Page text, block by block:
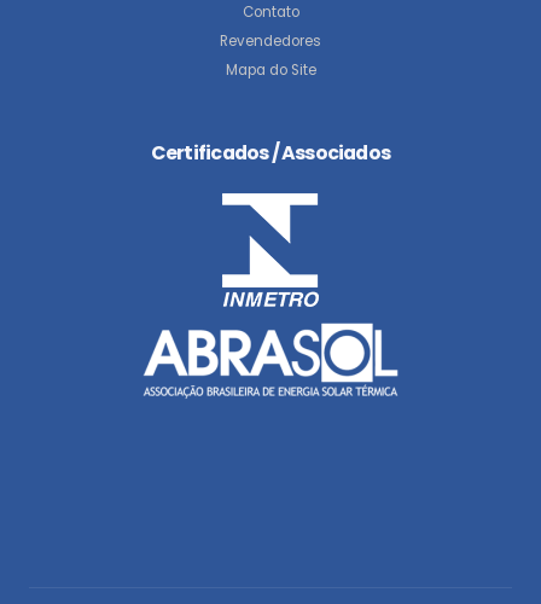
Contato
Revendedores
Mapa do Site
Certificados / Associados